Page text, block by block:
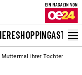
SHOPPINGASTRO
ihrer Tochter